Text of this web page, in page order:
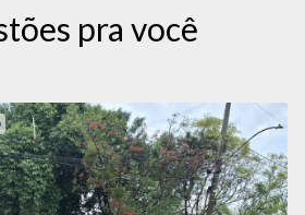
pra você